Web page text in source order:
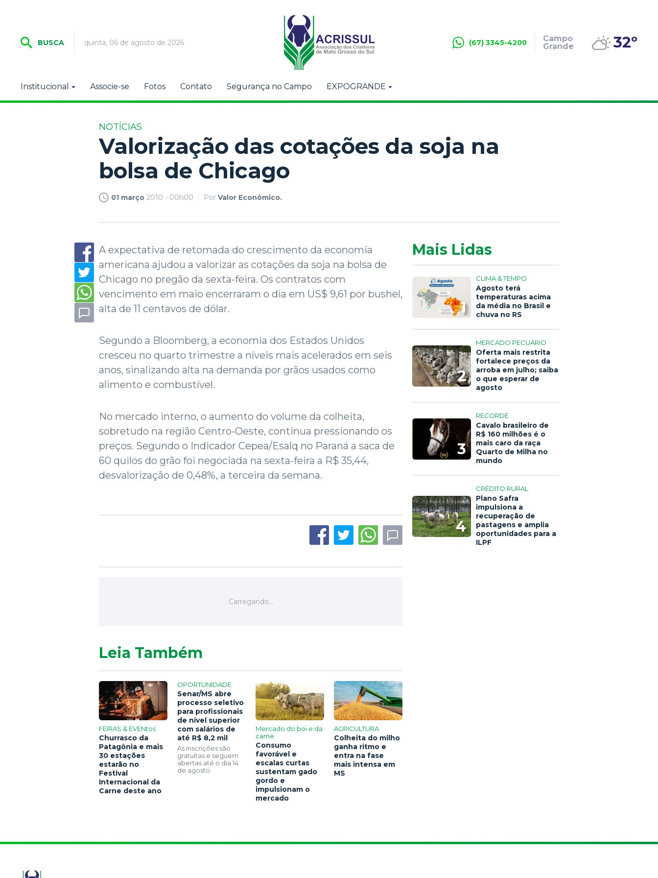
BUSCA quinta, 06 de agosto de 2026 (67) 3345-4200
Campo
Grande
32º
Institucional Associe-se Fotos Contato Segurança no Campo EXPOGRANDE
NOTÍCIAS
Valorização das cotações da soja na
bolsa de Chicago
01 março 2010 - 00h00 Por Valor Econômico.
A expectativa de retomada do crescimento da economia
americana ajudou a valorizar as cotações da soja na bolsa de
Chicago no pregão da sexta-feira. Os contratos com
vencimento em maio encerraram o dia em US$ 9,61 por bushel,
alta de 11 centavos de dólar.
Segundo a Bloomberg, a economia dos Estados Unidos
cresceu no quarto trimestre a níveis mais acelerados em seis
anos, sinalizando alta na demanda por grãos usados como
alimento e combustível.
No mercado interno, o aumento do volume da colheita,
sobretudo na região Centro-Oeste, continua pressionando os
preços. Segundo o Indicador Cepea/Esalq no Paraná a saca de
60 quilos do grão foi negociada na sexta-feira a R$ 35,44,
desvalorização de 0,48%, a terceira da semana.
Mais Lidas
1
CLIMA & TEMPO
Agosto terá
temperaturas acima
da média no Brasil e
chuva no RS
2
MERCADO PECUÁRIO
Oferta mais restrita
fortalece preços da
arroba em julho; saiba
o que esperar de
agosto
3
RECORDE
Cavalo brasileiro de
R$ 160 milhões é o
mais caro da raça
Quarto de Milha no
mundo
4
CRÉDITO RURAL
Plano Safra
impulsiona a
recuperação de
pastagens e amplia
oportunidades para a
ILPF
Leia Também
FEIRAS & EVENtos
Churrasco da
Patagônia e mais
30 estações
estarão no
Festival
Internacional da
Carne deste ano
OPORTUNIDADE
Senar/MS abre
processo seletivo
para profissionais
de nível superior
com salários de
até R$ 8,2 mil
As inscrições são
gratuitas e seguem
abertas até o dia 14
de agosto
Mercado do boi e da
carne
Consumo
favorável e
escalas curtas
sustentam gado
gordo e
impulsionam o
mercado
AGRICULTURA
Colheita do milho
ganha ritmo e
entra na fase
mais intensa em
MS